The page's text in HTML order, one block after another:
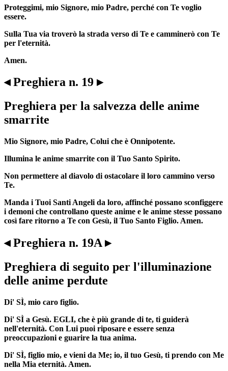
Proteggimi, mio Signore, mio Padre, perché con Te voglio
essere.
Sulla Tua via troverò la strada verso di Te e camminerò con Te
per l'eternità.
Amen.
◂ Preghiera n. 19 ▸
Preghiera per la salvezza delle anime
smarrite
Mio Signore, mio Padre, Colui che è Onnipotente.
Illumina le anime smarrite con il Tuo Santo Spirito.
Non permettere al diavolo di ostacolare il loro cammino verso
Te.
Manda i Tuoi Santi Angeli da loro, affinché possano sconfiggere
i demoni che controllano queste anime e le anime stesse possano
così fare ritorno a Te con Gesù, il Tuo Santo Figlio. Amen.
◂ Preghiera n. 19A ▸
Preghiera di seguito per l'illuminazione
delle anime perdute
Di' SÌ, mio caro figlio.
Di' SÌ a Gesù. EGLI, che è più grande di te, ti guiderà
nell'eternità. Con Lui puoi riposare e essere senza
preoccupazioni e guarire la tua anima.
Di' SÌ, figlio mio, e vieni da Me; io, il tuo Gesù, ti prendo con Me
nella Mia eternità. Amen.